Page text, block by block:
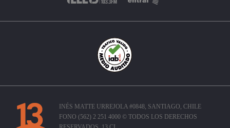
INÉS MATTE URREJOLA #0848, SANTIAGO, CHILE
FONO (562) 2 251 4000 © TODOS LOS DERECHOS